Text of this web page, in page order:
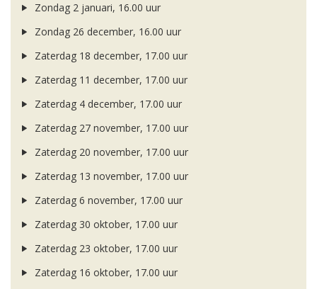
Zondag 2 januari, 16.00 uur
Zondag 26 december, 16.00 uur
Zaterdag 18 december, 17.00 uur
Zaterdag 11 december, 17.00 uur
Zaterdag 4 december, 17.00 uur
Zaterdag 27 november, 17.00 uur
Zaterdag 20 november, 17.00 uur
Zaterdag 13 november, 17.00 uur
Zaterdag 6 november, 17.00 uur
Zaterdag 30 oktober, 17.00 uur
Zaterdag 23 oktober, 17.00 uur
Zaterdag 16 oktober, 17.00 uur